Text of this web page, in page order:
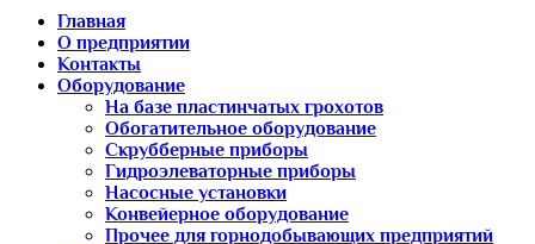
Главная
О предприятии
Контакты
Оборудование
На базе пластинчатых грохотов
Обогатительное оборудование
Скрубберные приборы
Гидроэлеваторные приборы
Насосные установки
Конвейерное оборудование
Прочее для горнодобывающих предприятий